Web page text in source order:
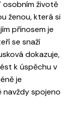
osobním životě
ženou, která si
přínosem je
se snaží
dokazuje,
k úspěchu v
je
navždy spojeno